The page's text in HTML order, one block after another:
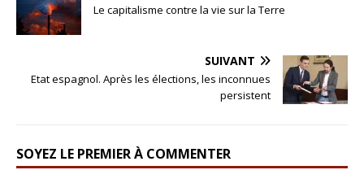
Le capitalisme contre la vie sur la Terre
SUIVANT
Etat espagnol. Après les élections, les inconnues
persistent
SOYEZ LE PREMIER À COMMENTER